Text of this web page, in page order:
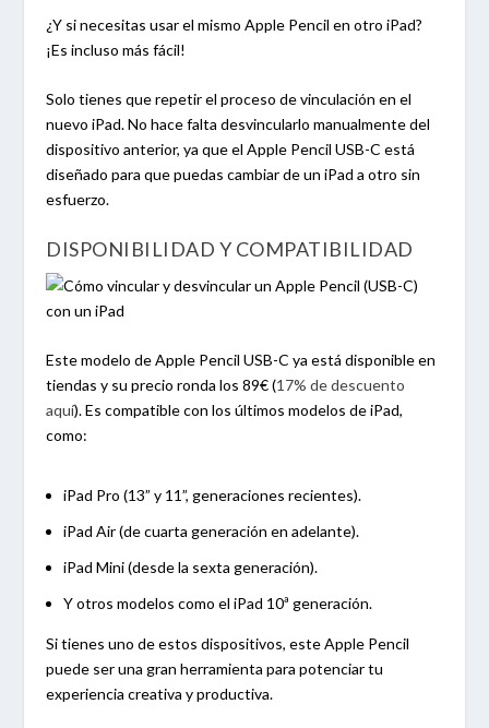
¿Y si necesitas usar el mismo Apple Pencil en otro iPad?
¡Es incluso más fácil!
Solo tienes que repetir el proceso de vinculación en el
nuevo iPad. No hace falta desvincularlo manualmente del
dispositivo anterior, ya que el Apple Pencil USB-C está
diseñado para que puedas cambiar de un iPad a otro sin
esfuerzo.
DISPONIBILIDAD Y COMPATIBILIDAD
Este modelo de Apple Pencil USB-C ya está disponible en
tiendas y su precio ronda los 89€ (17% de descuento
aquí). Es compatible con los últimos modelos de iPad,
como:
iPad Pro (13” y 11”, generaciones recientes).
iPad Air (de cuarta generación en adelante).
iPad Mini (desde la sexta generación).
Y otros modelos como el iPad 10ª generación.
Si tienes uno de estos dispositivos, este Apple Pencil
puede ser una gran herramienta para potenciar tu
experiencia creativa y productiva.